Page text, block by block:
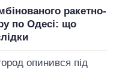
ракетно-
по Одесі: що
опинився під